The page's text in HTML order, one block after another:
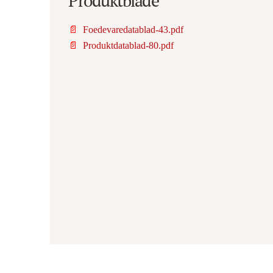
📄
Foedevaredatablad-43.pdf
📄
Produktdatablad-80.pdf